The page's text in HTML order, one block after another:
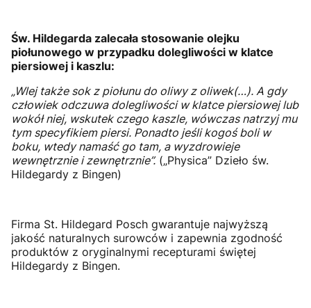
Św. Hildegarda zalecała stosowanie olejku
piołunowego w przypadku dolegliwości w klatce
piersiowej i kaszlu:
„Wlej także sok z piołunu do oliwy z oliwek(…). A gdy
człowiek odczuwa dolegliwości w klatce piersiowej lub
wokół niej, wskutek czego kaszle, wówczas natrzyj mu
tym specyfikiem piersi. Ponadto jeśli kogoś boli w
boku, wtedy namaść go tam, a wyzdrowieje
wewnętrznie i zewnętrznie”. („Physica” Dzieło św.
Hildegardy z Bingen)
Firma St. Hildegard Posch gwarantuje najwyższą
jakość naturalnych surowców i zapewnia zgodność
produktów z oryginalnymi recepturami świętej
Hildegardy z Bingen.